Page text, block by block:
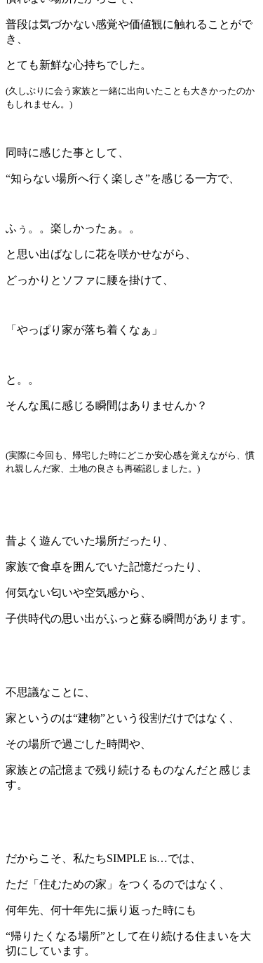
普段は気づかない感覚や価値観に触れることがで
き、
とても新鮮な心持ちでした。
(久しぶりに会う家族と一緒に出向いたことも大きかったのか
もしれません。)
同時に感じた事として、
“知らない場所へ行く楽しさ”を感じる一方で、
ふぅ。。楽しかったぁ。。
と思い出ばなしに花を咲かせながら、
どっかりとソファに腰を掛けて、
「やっぱり家が落ち着くなぁ」
と。。
そんな風に感じる瞬間はありませんか？
(実際に今回も、帰宅した時にどこか安心感を覚えながら、慣
れ親しんだ家、土地の良さも再確認しました。)
昔よく遊んでいた場所だったり、
家族で食卓を囲んでいた記憶だったり、
何気ない匂いや空気感から、
子供時代の思い出がふっと蘇る瞬間があります。
不思議なことに、
家というのは“建物”という役割だけではなく、
その場所で過ごした時間や、
家族との記憶まで残り続けるものなんだと感じま
す。
だからこそ、私たちSIMPLE is…では、
ただ「住むための家」をつくるのではなく、
何年先、何十年先に振り返った時にも
“帰りたくなる場所”として在り続ける住まいを大
切にしています。